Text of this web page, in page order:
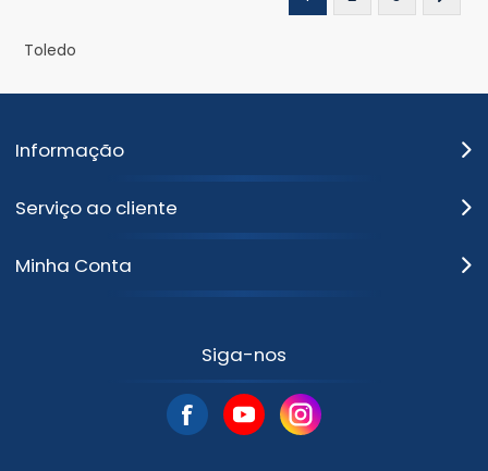
Toledo
Informação
Serviço ao cliente
Minha Conta
Siga-nos